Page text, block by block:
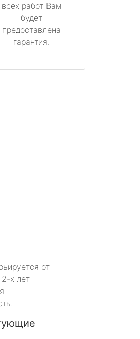
всех работ Вам
будет
предоставлена
гарантия.
от
2-х лет